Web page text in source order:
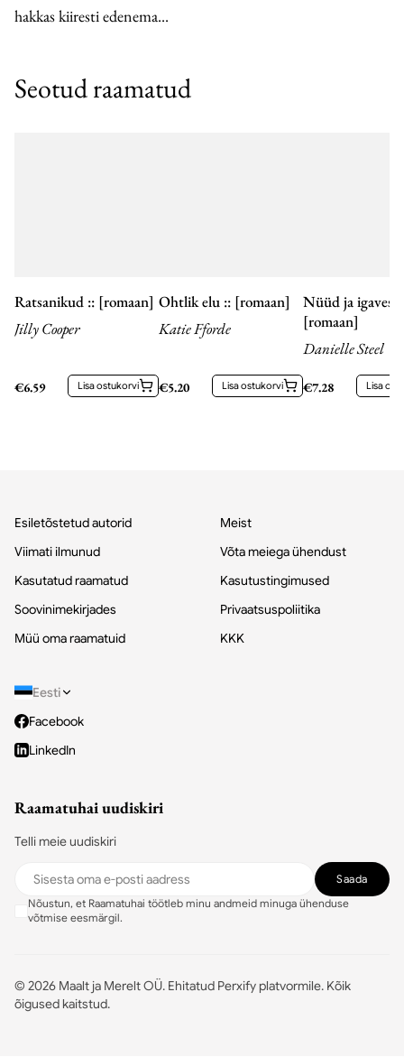
hakkas kiiresti edenema...
Seotud raamatud
Ratsanikud :: [romaan]
Jilly Cooper
€6.59 Lisa ostukorvi
Ohtlik elu :: [romaan]
Katie Fforde
€5.20 Lisa ostukorvi
Nüüd ja
[romaan]
Danielle Steel
€7.28 Lisa
Esiletõstetud autorid
Viimati ilmunud
Kasutatud raamatud
Soovinimekirjades
Müü oma raamatuid
Meist
Võta meiega ühendust
Kasutustingimused
Privaatsuspoliitika
KKK
Eesti
Facebook
LinkedIn
Raamatuhai uudiskiri
Telli meie uudiskiri
Saada
Nõustun, et Raamatuhai töötleb minu andmeid minuga ühenduse
võtmise eesmärgil.
© 2026 Maalt ja Merelt OÜ. Ehitatud Perxify platvormile. Kõik
õigused kaitstud.